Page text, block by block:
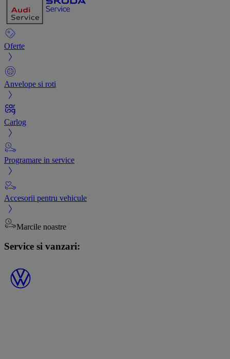
Oferte
Anvelope si roti
Carlog
Programare in service
Accesorii pentru vehicule
Marcile noastre
Service si vanzari: